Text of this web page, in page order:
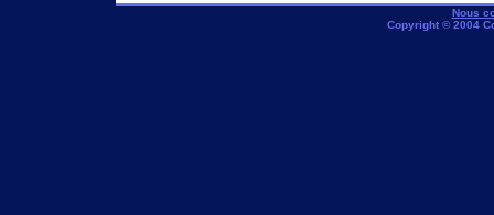
Nous
Copyright © 2004